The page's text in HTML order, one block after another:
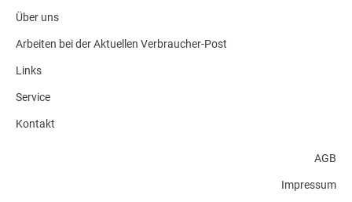
Über uns
Arbeiten bei der Aktuellen Verbraucher-Post
Links
Service
Kontakt
AGB
Impressum